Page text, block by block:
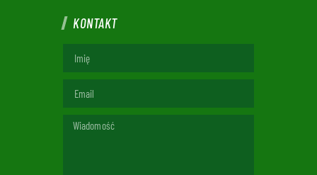
KONTAKT